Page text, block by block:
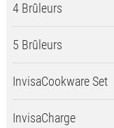
4 Brûleurs
5 Brûleurs
InvisaCookware Set
InvisaCharge